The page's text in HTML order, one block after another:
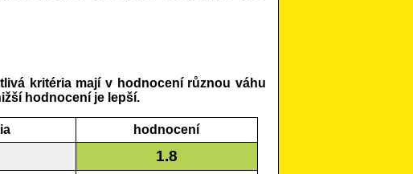
kritéria mají v hodnocení různou váhu
hodnocení je lepší.
hodnocení
1.8